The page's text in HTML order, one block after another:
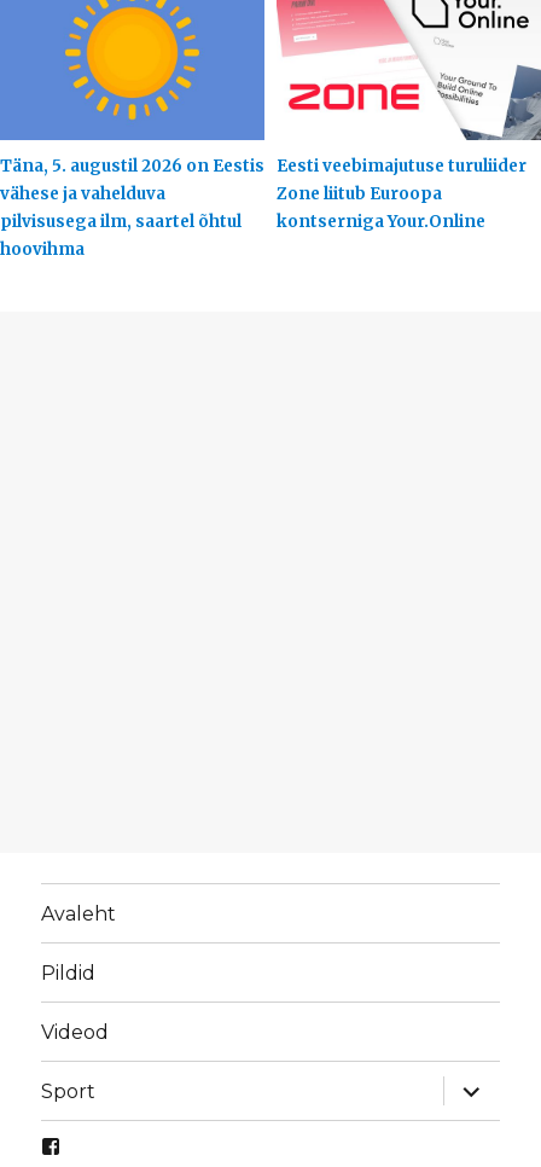
Täna, 5. augustil 2026 on Eestis
vähese ja vahelduva
pilvisusega ilm, saartel õhtul
hoovihma
Eesti veebimajutuse turuliider
Zone liitub Euroopa
kontserniga Your.Online
Avaleht
Pildid
Videod
Sport
laienda